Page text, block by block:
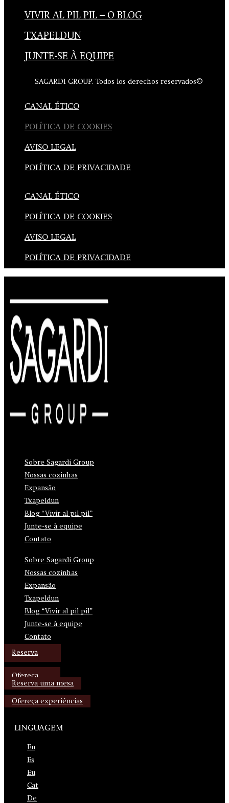
VIVIR AL PIL PIL – O BLOG
TXAPELDUN
JUNTE-SE À EQUIPE
SAGARDI GROUP. Todos los derechos reservados©
CANAL ÉTICO
POLÍTICA DE COOKIES
AVISO LEGAL
POLÍTICA DE PRIVACIDADE
CANAL ÉTICO
POLÍTICA DE COOKIES
AVISO LEGAL
POLÍTICA DE PRIVACIDADE
Sobre Sagardi Group
Nossas cozinhas
Expansão
Txapeldun
Blog “Vivir al pil pil”
Junte-se à equipe
Contato
Sobre Sagardi Group
Nossas cozinhas
Expansão
Txapeldun
Blog “Vivir al pil pil”
Junte-se à equipe
Contato
Reserva
Ofereça
Reserva uma mesa
Ofereça experiências
LINGUAGEM
En
Es
Eu
Cat
De